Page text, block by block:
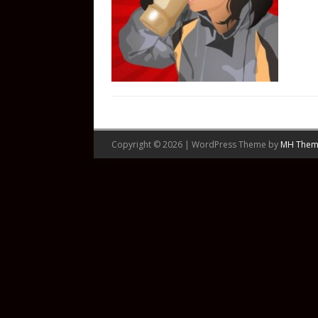
Copyright © 2026 | WordPress Theme by MH